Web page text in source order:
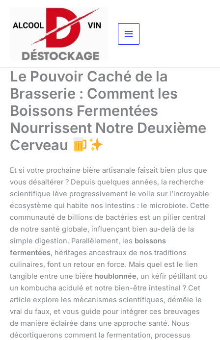
contenu
Le Pouvoir Caché de la
Brasserie : Comment les
Boissons Fermentées
Nourrissent Notre Deuxième
Cerveau
Et si votre prochaine bière artisanale faisait bien plus que
vous désaltérer ? Depuis quelques années, la recherche
scientifique lève progressivement le voile sur l’incroyable
écosystème qui habite nos intestins : le microbiote. Cette
communauté de billions de bactéries est un pilier central
de notre santé globale, influençant bien au-delà de la
simple digestion. Parallèlement, les boissons
fermentées, héritages ancestraux de nos traditions
culinaires, font un retour en force. Mais quel est le lien
tangible entre une bière houblonnée, un kéfir pétillant ou
un kombucha acidulé et notre bien-être intestinal ? Cet
article explore les mécanismes scientifiques, démêle le
vrai du faux, et vous guide pour intégrer ces breuvages
de manière éclairée dans une approche santé. Nous
décortiquerons comment la fermentation, processus